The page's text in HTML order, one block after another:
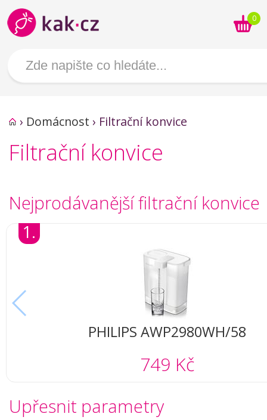
0
› Domácnost › Filtrační konvice
Filtrační konvice
Nejprodávanější filtrační konvice
1.
PHILIPS AWP2980WH/58
749 Kč
Upřesnit parametry